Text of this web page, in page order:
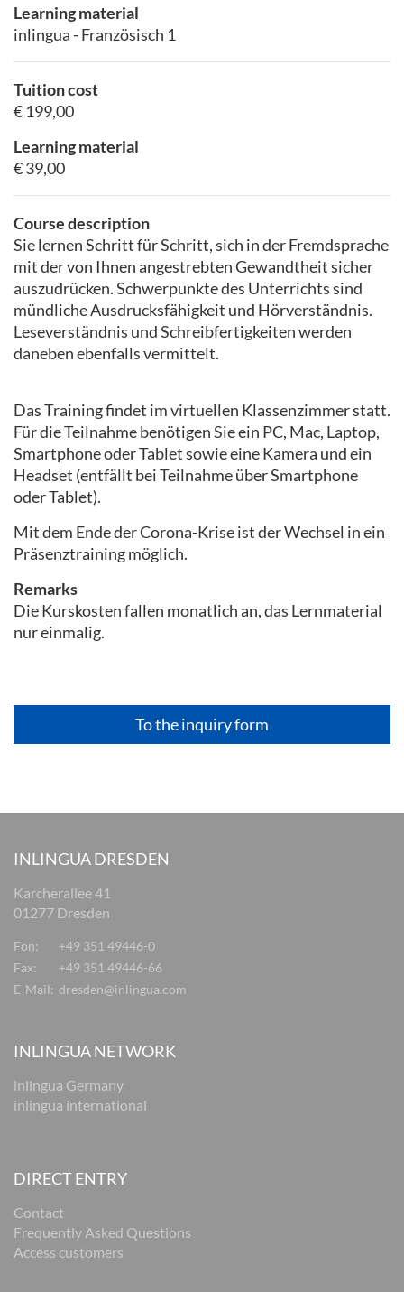
Learning material
inlingua - Französisch 1
Course description
Sie lernen Schritt für Schritt, sich in der Fremdsprache
mit der von Ihnen angestrebten Gewandtheit sicher
auszudrücken. Schwerpunkte des Unterrichts sind
mündliche Ausdrucksfähigkeit und Hörverständnis.
Leseverständnis und Schreibfertigkeiten werden
daneben ebenfalls vermittelt.
Das Training findet im virtuellen Klassenzimmer statt.
Für die Teilnahme benötigen Sie ein PC, Mac, Laptop,
Smartphone oder Tablet sowie eine Kamera und ein
Headset (entfällt bei Teilnahme über Smartphone
oder Tablet).
Mit dem Ende der Corona-Krise ist der Wechsel in ein
Präsenztraining möglich.
Remarks
Die Kurskosten fallen monatlich an, das Lernmaterial
nur einmalig.
Tuition cost
€ 199,00
Learning material
€ 39,00
To the inquiry form
INLINGUA DRESDEN
Karcherallee 41
01277 Dresden
Fon:
+49 351 49446-0
Fax:
+49 351 49446-66
E-Mail: dresden@inlingua.com
INLINGUA NETWORK
inlingua Germany
inlingua international
DIRECT ENTRY
Contact
Frequently Asked Questions
Access customers